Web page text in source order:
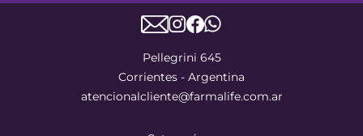
Pellegrini 645
Corrientes - Argentina
atencionalcliente@farmalife.com.ar